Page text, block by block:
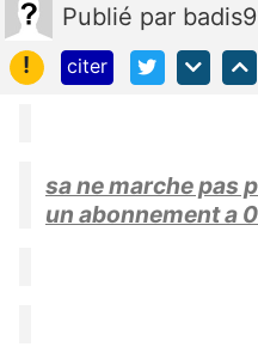
Publié par
!
citer
sa ne marche pas
un abonnement a